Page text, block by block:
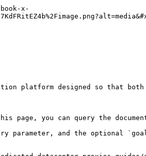
x-
platform designed so that
you can query the
parameter, and the optional